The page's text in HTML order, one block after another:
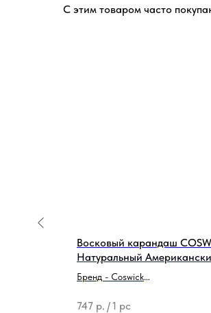
С этим товаром часто
Восковый карандаш
Натуральный
(темный) 4993-020001
Бренд - Coswick
реставрации/ремонта
747 р. /1 pc